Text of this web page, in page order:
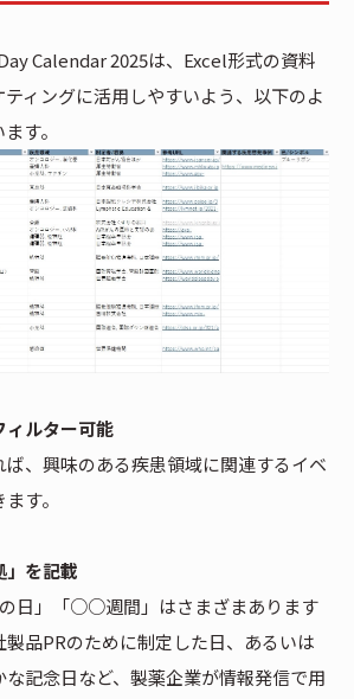
Calendar 2025は、Excel形式の資料
ィングに活用しやすいよう、以下のよ
す。
ィルター可能
ば、興味のある疾患領域に関連するイベ
す。
」を記載
日」「○○週間」はさまざまあります
品PRのために制定した日、あるいは
記念日など、製薬企業が情報発信で用